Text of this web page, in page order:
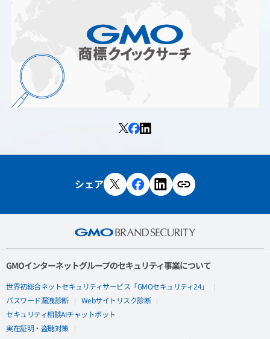
シェア
GMOインターネットグループのセキュリティ事業について
世界初総合ネットセキュリティサービス「GMOセキュリティ24」
パスワード漏洩診断 Webサイトリスク診断
セキュリティ相談AIチャットボット
実在証明・盗聴対策